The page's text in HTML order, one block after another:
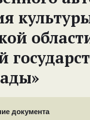
документа